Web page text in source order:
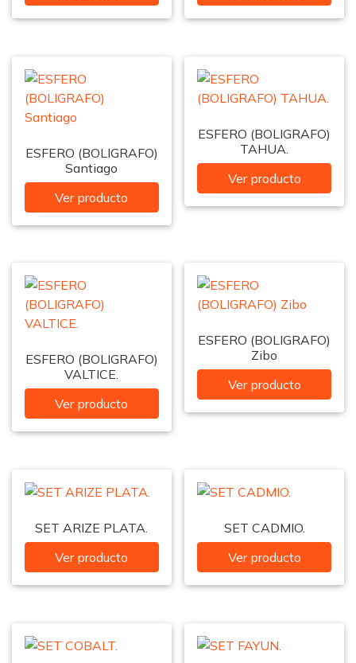
ESFERO (BOLIGRAFO)
Santiago
Ver producto
ESFERO (BOLIGRAFO)
TAHUA.
Ver producto
ESFERO (BOLIGRAFO)
VALTICE.
Ver producto
ESFERO (BOLIGRAFO)
Zibo
Ver producto
SET ARIZE PLATA.
Ver producto
SET CADMIO.
Ver producto